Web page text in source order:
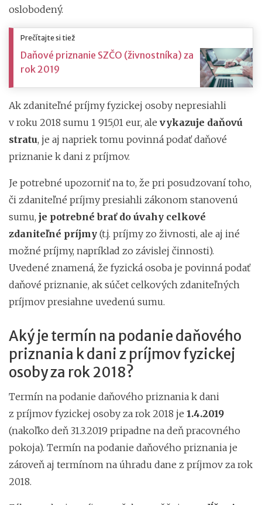
oslobodený.
Prečítajte si tiež
Daňové priznanie SZČO (živnostníka) za
rok 2019
Ak zdaniteľné príjmy fyzickej osoby nepresiahli
v roku 2018 sumu 1 915,01 eur, ale vykazuje daňovú
stratu, je aj napriek tomu povinná podať daňové
priznanie k dani z príjmov.
Je potrebné upozorniť na to, že pri posudzovaní toho,
či zdaniteľné príjmy presiahli zákonom stanovenú
sumu, je potrebné brať do úvahy celkové
zdaniteľné príjmy (t.j. príjmy zo živnosti, ale aj iné
možné príjmy, napríklad zo závislej činnosti).
Uvedené znamená, že fyzická osoba je povinná podať
daňové priznanie, ak súčet celkových zdaniteľných
príjmov presiahne uvedenú sumu.
Aký je termín na podanie daňového
priznania k dani z príjmov fyzickej
osoby za rok 2018?
Termín na podanie daňového priznania k dani
z príjmov fyzickej osoby za rok 2018 je 1.4.2019
(nakoľko deň 31.3.2019 pripadne na deň pracovného
pokoja). Termín na podanie daňového priznania je
zároveň aj termínom na úhradu dane z príjmov za rok
2018.